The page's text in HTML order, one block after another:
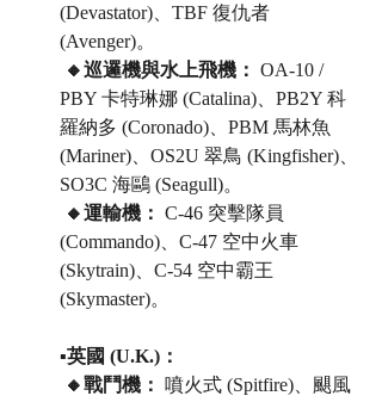
(Devastator)、TBF 復仇者
(Avenger)。
🔸巡邏機與水上飛機： OA-10 /
PBY 卡特琳娜 (Catalina)、PB2Y 科
羅納多 (Coronado)、PBM 馬林魚
(Mariner)、OS2U 翠鳥 (Kingfisher)、
SO3C 海鷗 (Seagull)。
🔸運輸機： C-46 突擊隊員
(Commando)、C-47 空中火車
(Skytrain)、C-54 空中霸王
(Skymaster)。
▪️英國 (U.K.)：
🔸戰鬥機：
噴火式 (Spitfire)、颶風